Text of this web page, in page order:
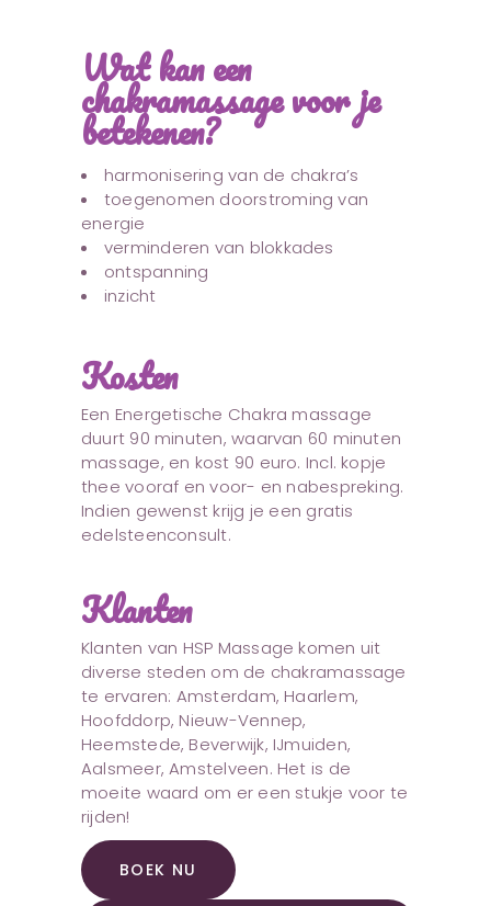
Wat kan een
chakramassage voor je
betekenen?
harmonisering van de chakra’s
toegenomen doorstroming van
energie
verminderen van blokkades
ontspanning
inzicht
Kosten
Een Energetische Chakra massage
duurt 90 minuten, waarvan 60 minuten
massage, en kost 90 euro. Incl. kopje
thee vooraf en voor- en nabespreking.
Indien gewenst krijg je een gratis
edelsteenconsult.
Klanten
Klanten van HSP Massage komen uit
diverse steden om de chakramassage
te ervaren: Amsterdam, Haarlem,
Hoofddorp, Nieuw-Vennep,
Heemstede, Beverwijk, IJmuiden,
Aalsmeer, Amstelveen. Het is de
moeite waard om er een stukje voor te
rijden!
BOEK NU